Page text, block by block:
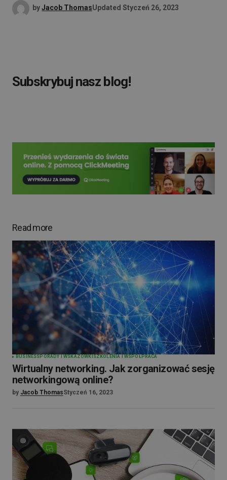
byJacob ThomasUpdated Styczeń 26, 2023
Subskrybuj nasz blog!
Read more
BUSINESS PORADY I WSKAZÓWKI SZKOLENIA I WSPÓŁPRACA
Wirtualny networking. Jak zorganizować sesję
networkingową online?
by Jacob ThomasStyczeń 16, 2023